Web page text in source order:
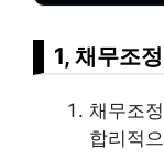
1, 채무조
채무조
합리적